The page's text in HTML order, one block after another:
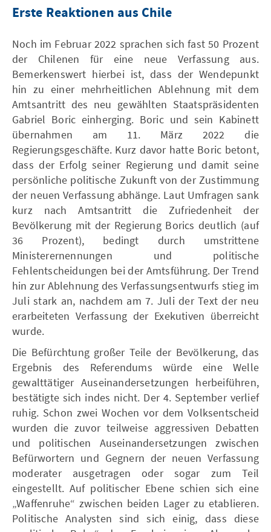
Erste Reaktionen aus Chile
Noch im Februar 2022 sprachen sich fast 50 Prozent
der Chilenen für eine neue Verfassung aus.
Bemerkenswert hierbei ist, dass der Wendepunkt
hin zu einer mehrheitlichen Ablehnung mit dem
Amtsantritt des neu gewählten Staatspräsidenten
Gabriel Boric einherging. Boric und sein Kabinett
übernahmen am 11. März 2022 die
Regierungsgeschäfte. Kurz davor hatte Boric betont,
dass der Erfolg seiner Regierung und damit seine
persönliche politische Zukunft von der Zustimmung
der neuen Verfassung abhänge. Laut Umfragen sank
kurz nach Amtsantritt die Zufriedenheit der
Bevölkerung mit der Regierung Borics deutlich (auf
36 Prozent), bedingt durch umstrittene
Ministerernennungen und politische
Fehlentscheidungen bei der Amtsführung. Der Trend
hin zur Ablehnung des Verfassungsentwurfs stieg im
Juli stark an, nachdem am 7. Juli der Text der neu
erarbeiteten Verfassung der Exekutiven überreicht
wurde.
Die Befürchtung großer Teile der Bevölkerung, das
Ergebnis des Referendums würde eine Welle
gewalttätiger Auseinandersetzungen herbeiführen,
bestätigte sich indes nicht. Der 4. September verlief
ruhig. Schon zwei Wochen vor dem Volksentscheid
wurden die zuvor teilweise aggressiven Debatten
und politischen Auseinandersetzungen zwischen
Befürwortern und Gegnern der neuen Verfassung
moderater ausgetragen oder sogar zum Teil
eingestellt. Auf politischer Ebene schien sich eine
„Waffenruhe“ zwischen beiden Lager zu etablieren.
Politische Analysten sind sich einig, dass diese